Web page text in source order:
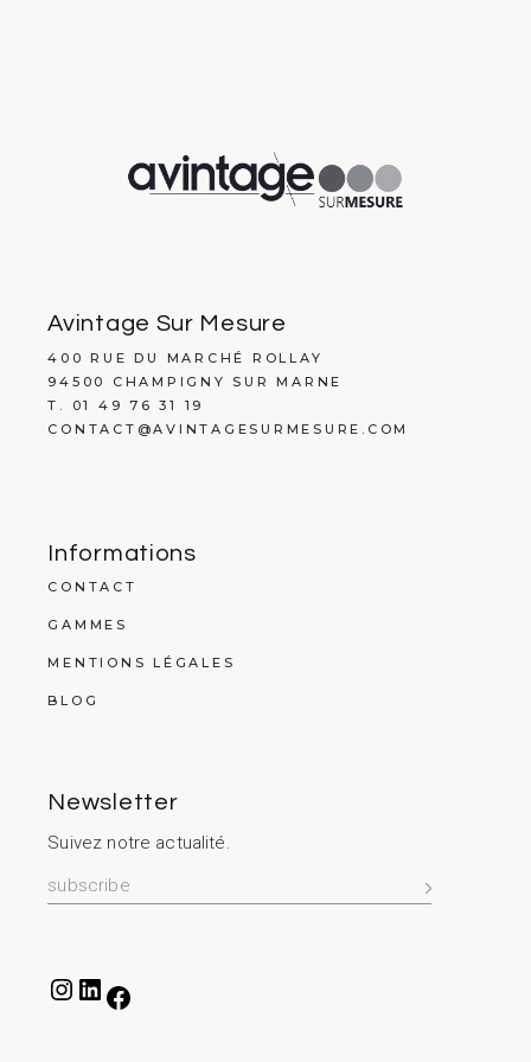
Avintage Sur Mesure
400 RUE DU MARCHÉ ROLLAY
94500 CHAMPIGNY SUR MARNE
T. 01 49 76 31 19
CONTACT@AVINTAGESURMESURE.COM
Informations
CONTACT
GAMMES
MENTIONS LÉGALES
BLOG
Newsletter
Suivez notre actualité.